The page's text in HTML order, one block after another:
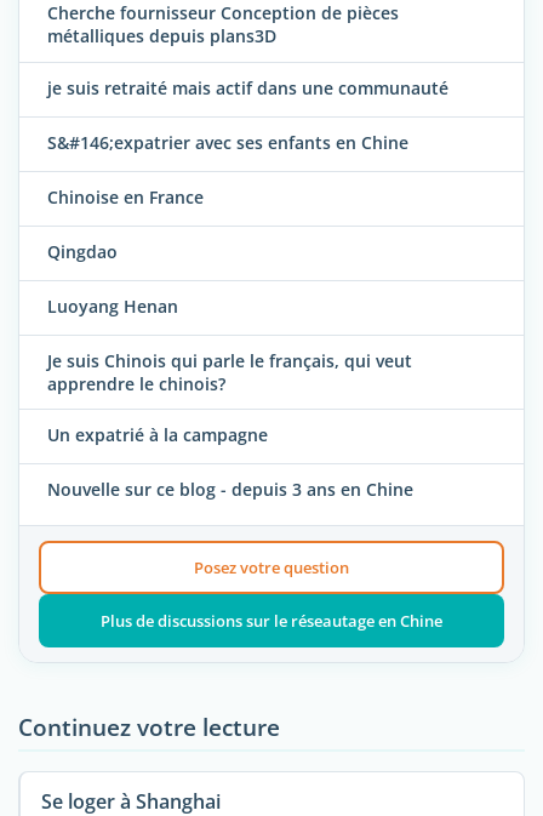
Cherche fournisseur Conception de pièces
métalliques depuis plans3D
je suis retraité mais actif dans une communauté
S&#146;expatrier avec ses enfants en Chine
Chinoise en France
Qingdao
Luoyang Henan
Je suis Chinois qui parle le français, qui veut
apprendre le chinois?
Un expatrié à la campagne
Nouvelle sur ce blog - depuis 3 ans en Chine
Posez votre question
Plus de discussions sur le réseautage en Chine
Continuez votre lecture
Se loger à Shanghai